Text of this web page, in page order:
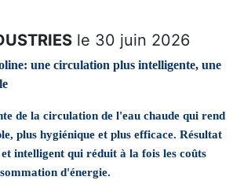
le 30 juin 2026
une circulation plus intelligente, une
de la circulation de l'eau chaude qui rend
plus hygiénique et plus efficace. Résultat
intelligent qui réduit à la fois les coûts
d'énergie.